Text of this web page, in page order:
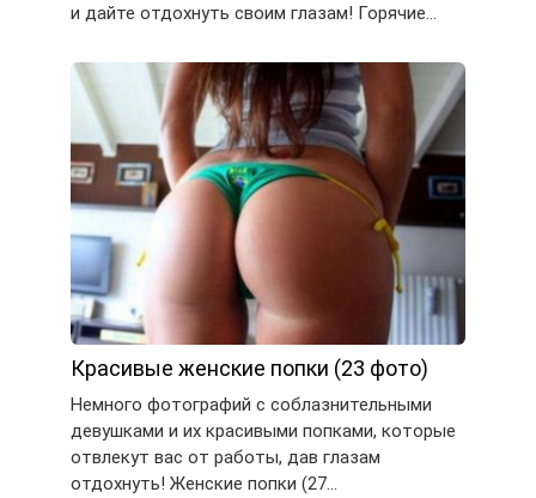
и дайте отдохнуть своим глазам! Горячие…
Красивые женские попки (23 фото)
Немного фотографий с соблазнительными
девушками и их красивыми попками, которые
отвлекут вас от работы, дав глазам
отдохнуть! Женские попки (27…